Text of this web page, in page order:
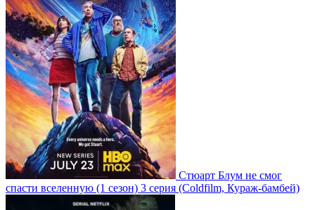
Стюарт Блум не смог
спасти вселенную (1 сезон) 3 серия (Coldfilm, Кураж-бамбей)